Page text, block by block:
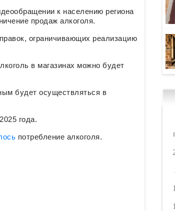
к населению региона
продаж алкоголя.
ограничивающих реализацию
в магазинах можно будет
будет осуществляться в
года.
потребление алкоголя.